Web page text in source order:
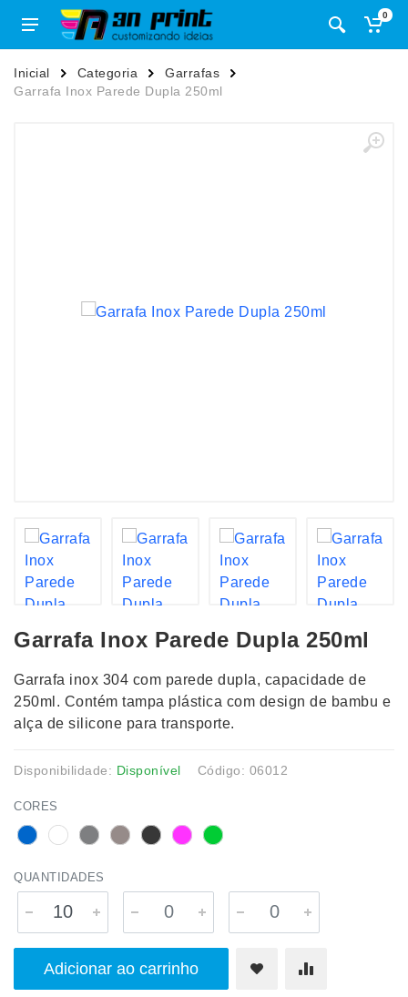
0
Inicial Categoria
Garrafas
Garrafa Inox Parede Dupla 250ml
Garrafa Inox Parede Dupla 250ml
Garrafa inox 304 com parede dupla, capacidade de
250ml. Contém tampa plástica com design de bambu e
alça de silicone para transporte.
Disponibilidade: Disponível Código: 06012
CORES
QUANTIDADES
Adicionar ao carrinho